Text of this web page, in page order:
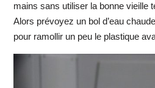
mains sans utiliser la bonne vieille
Alors prévoyez un bol d’eau
pour ramollir un peu le plastique